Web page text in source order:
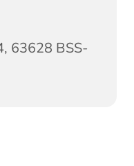
63628 BSS-